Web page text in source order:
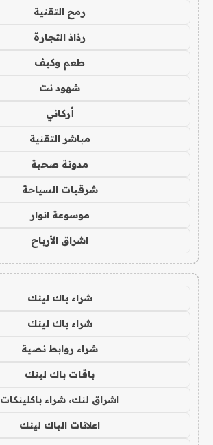
رمح التقنية
رذاذ التجارة
طعم وكيف
شهود نت
أركاني
مباشر التقنية
مدونة صحبة
شرقيات السياحة
موسوعة انوار
اشراق الأرباح
شراء باك لينك
شراء باك لينك
شراء روابط نصية
باقات باك لينك
اشراق لنك، شراء باكلينكات
اعلانات الباك لينك